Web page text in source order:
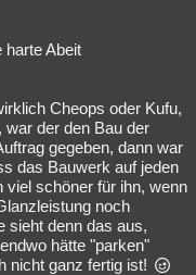
harte Abeit
Cheops oder Kufu,
war der den Bau der
gegeben, dann war
das Bauwerk auf jeden
viel schöner für ihn, wenn
noch
sieht denn das aus,
hätte "parken"
nicht ganz fertig ist!